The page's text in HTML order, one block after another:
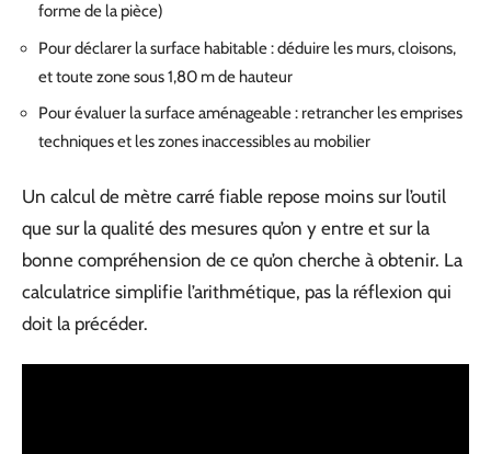
forme de la pièce)
Pour déclarer la surface habitable : déduire les murs, cloisons,
et toute zone sous 1,80 m de hauteur
Pour évaluer la surface aménageable : retrancher les emprises
techniques et les zones inaccessibles au mobilier
Un calcul de mètre carré fiable repose moins sur l’outil
que sur la qualité des mesures qu’on y entre et sur la
bonne compréhension de ce qu’on cherche à obtenir. La
calculatrice simplifie l’arithmétique, pas la réflexion qui
doit la précéder.